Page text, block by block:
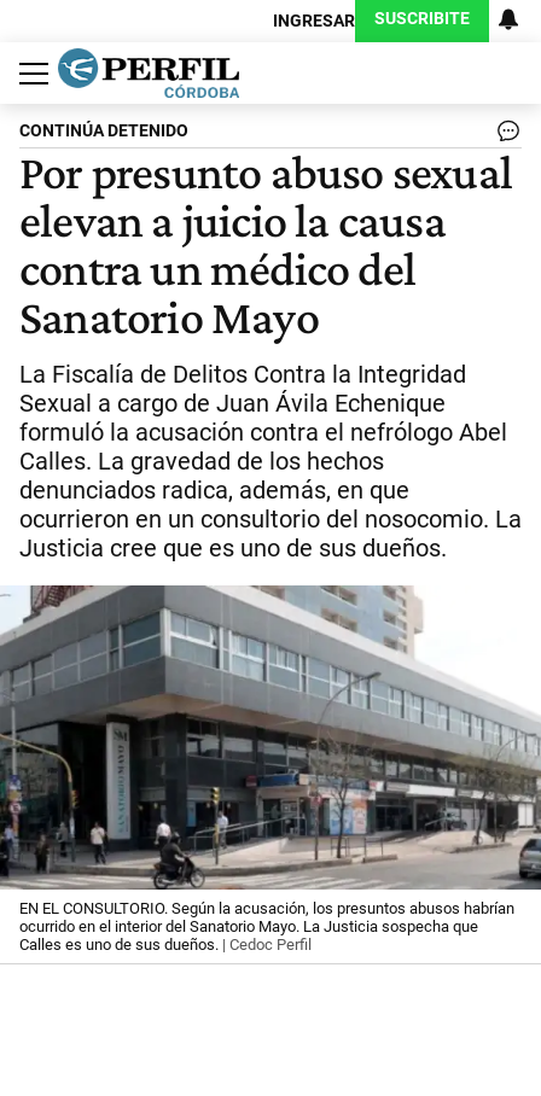
INGRESAR SUSCRIBITE
Política
Economía
Judiciales
Sociedad
Cultura
Espectáculos
Deportes
Protagonistas
CONTINÚA DETENIDO
Por presunto abuso sexual
elevan a juicio la causa
contra un médico del
Sanatorio Mayo
La Fiscalía de Delitos Contra la Integridad
Sexual a cargo de Juan Ávila Echenique
formuló la acusación contra el nefrólogo Abel
Calles. La gravedad de los hechos
denunciados radica, además, en que
ocurrieron en un consultorio del nosocomio. La
Justicia cree que es uno de sus dueños.
EN EL CONSULTORIO. Según la acusación, los presuntos abusos habrían
ocurrido en el interior del Sanatorio Mayo. La Justicia sospecha que
Calles es uno de sus dueños. | Cedoc Perfil